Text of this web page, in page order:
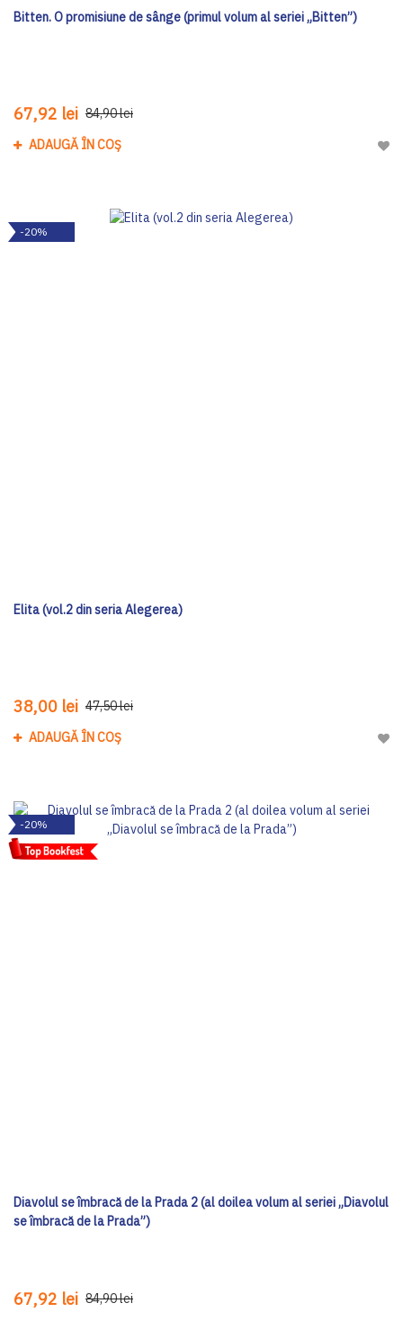
Bitten. O promisiune de sânge (primul volum al seriei „Bitten”)
67,92 lei 84,90 lei
ADAUGĂ ÎN COȘ
-20%
Elita (vol.2 din seria Alegerea)
38,00 lei 47,50 lei
ADAUGĂ ÎN COȘ
-20%
Diavolul se îmbracă de la Prada 2 (al doilea volum al seriei „Diavolul
se îmbracă de la Prada”)
67,92 lei 84,90 lei